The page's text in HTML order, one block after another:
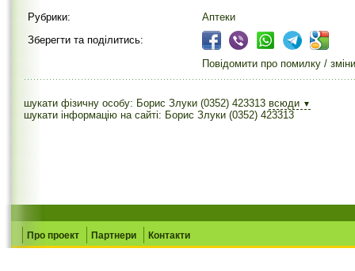
Рубрики:
Аптеки
Зберегти та поділитись:
Повідомити про помилку / зміни
шукати фізичну особу: Борис Злуки (0352) 423313 всюди ▼
шукати інформацію на сайті: Борис Злуки (0352) 423313
Про проект Партнери Контакти